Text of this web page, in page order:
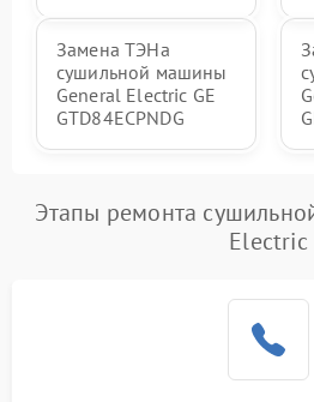
Замена ТЭНа
сушильной машины
General Electric GE
GTD84ECPNDG
Этапы ремонта
Electric